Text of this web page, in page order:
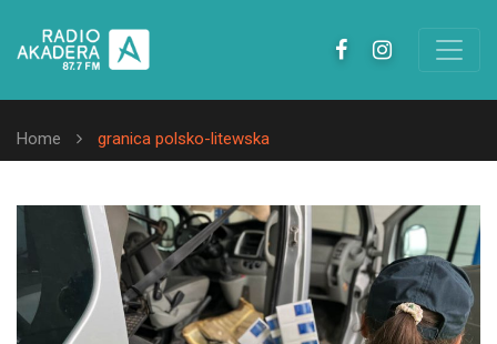
Home granica polsko-litewska